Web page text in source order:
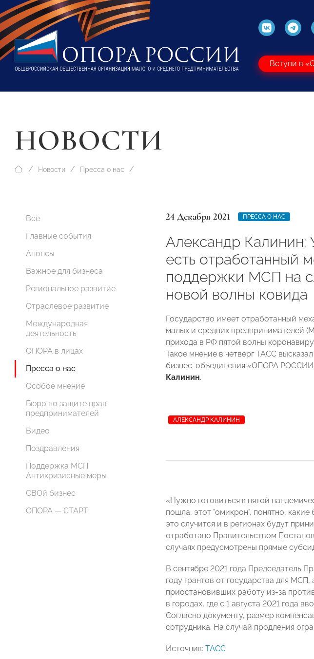
Вступи в
НОВОСТИ
Новости Пресса о нас
Все
Главные события
Анонсы
Важное для бизнеса
Региональное развитие
Отраслевое развитие
Международная
деятельность
ОПОРА в лицах
Пресса о нас
Особое мнение
Бюро по защите прав
предпринимателей
Видео
Поздравления
Поддержка МСП.
Антикризисные меры
СВОй бизнес
ОПОРА — СТАРТ
24 Декабря 2021 ПРЕССА О НАС
Александр Калинин:
есть отработанный
поддержки МСП на
новой волны ковида
Государство имеет отработанный
малых и средних предпринимателей
прихода в РФ пятой волны
Такое мнение в четверг ТАСС
бизнес-объединения «ОПОРА
Калинин.
АЛЕКСАНДР КАЛИНИН
«Нужно готовиться к пятой
пошла, этот "омикрон", понятно,
это случится и в регионах будут
отработано Правительством
случаях предусмотрены прямые
В сентябре 2021 года Председатель
году грантов от государства для
приостановивших работу из-за
в городах, где с 1 августа 2021 года
Согласно документу, размер
сотрудника. На случай продления
Источник: ТАСС